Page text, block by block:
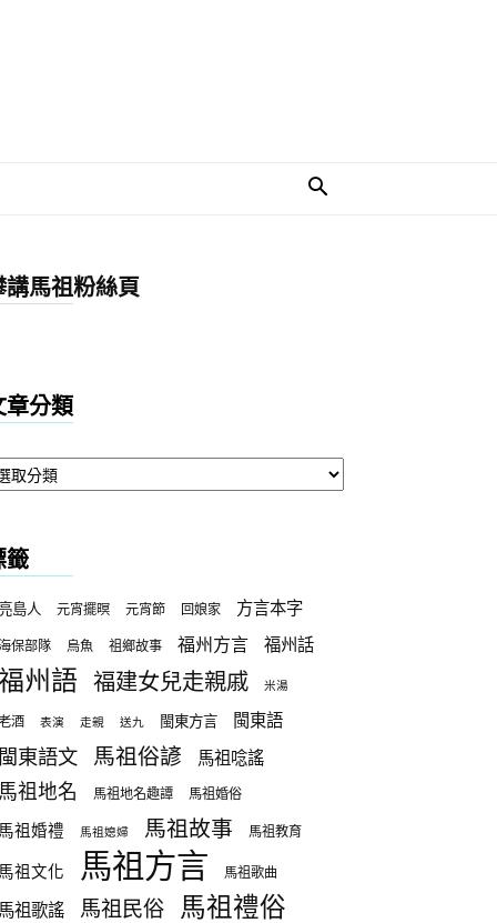
講馬祖粉絲頁
章分類
籤
島人 元宵擺暝 元宵節 回娘家 方言本字
保部隊 烏魚 祖鄉故事 福州方言 福州話
州語 福建女兒走親戚 米湯
酒 表演 走親 送九 閩東方言 閩東語
東語文 馬祖俗諺 馬祖唸謠
祖地名 馬祖地名趣譚 馬祖婚俗
祖婚禮 馬祖媳婦 馬祖故事 馬祖教育
祖文化 馬祖方言 馬祖歌曲
祖歌謠 馬祖民俗 馬祖禮俗